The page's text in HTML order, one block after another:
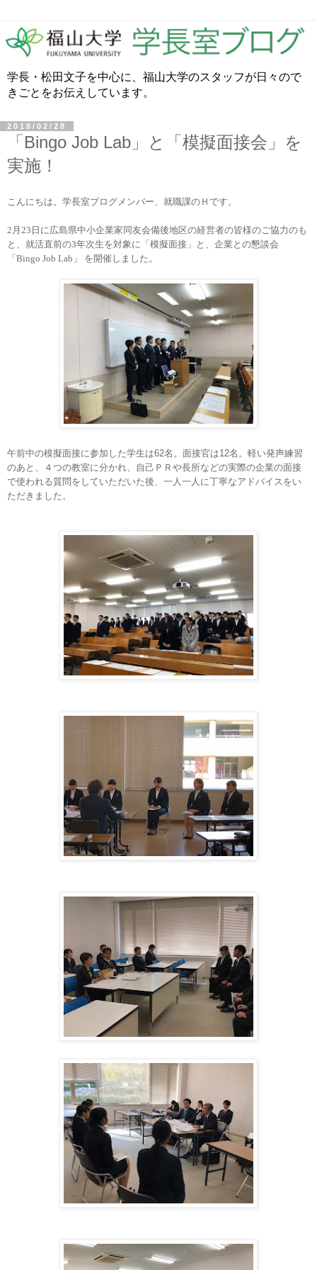
学長・松田文子を中心に、福山大学のスタッフが日々ので
きごとをお伝えしています。
2018/02/28
「Bingo Job Lab」と「模擬面接会」を
実施！
こんにちは。学長室ブログメンバー、就職課のＨです。
2 月 23 日に広島県中小企業家同友会備後地区の経営者の皆様のご協力のも
と、 就活直前の3年次生を対象に「模擬面接」と、企業との懇談会
「 Bingo Job Lab」 を開催しました。
午前中の模擬面接に参加した学生は62名。面接官は12名。軽い発声練習
のあと、４つの教室に分かれ、自己ＰＲや長所などの実際の企業の面接
で使われる質問をしていただいた後、一人一人に丁寧なアドバイスをい
ただきました。